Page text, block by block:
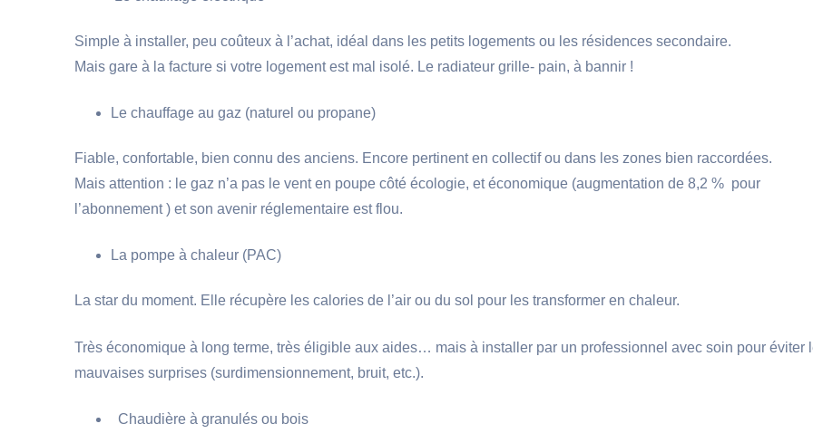
Simple à installer, peu coûteux à l’achat, idéal dans les petits logements ou les résidences secondaire.
Mais gare à la facture si votre logement est mal isolé. Le radiateur grille- pain, à bannir !
Le chauffage au gaz (naturel ou propane)
Fiable, confortable, bien connu des anciens. Encore pertinent en collectif ou dans les zones bien
Mais attention : le gaz n’a pas le vent en poupe côté écologie, et économique (augmentation de 8,2 % pour
l’abonnement ) et son avenir réglementaire est flou.
La pompe à chaleur (PAC)
La star du moment. Elle récupère les calories de l’air ou du sol pour les transformer en chaleur.
Très économique à long terme, très éligible aux aides… mais à installer par un professionnel avec soin pour éviter
mauvaises surprises (surdimensionnement, bruit, etc.).
Chaudière à granulés ou bois